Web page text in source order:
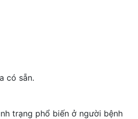
có sẵn.
trạng phổ biến ở người bệnh